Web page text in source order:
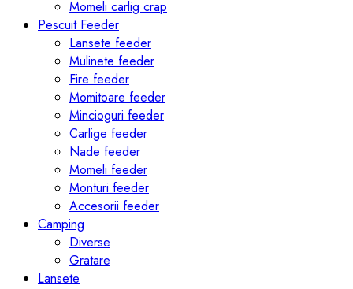
Momeli carlig crap
Pescuit Feeder
Lansete feeder
Mulinete feeder
Fire feeder
Momitoare feeder
Mincioguri feeder
Carlige feeder
Nade feeder
Momeli feeder
Monturi feeder
Accesorii feeder
Camping
Diverse
Gratare
Lansete